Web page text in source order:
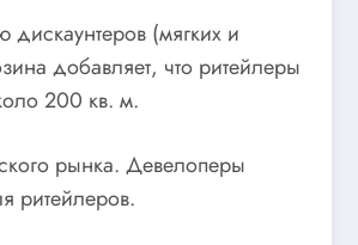
дискаунтеров (мягких и
добавляет, что ритейлеры
200 кв. м.
рынка. Девелоперы
ритейлеров.